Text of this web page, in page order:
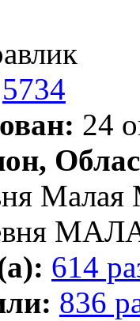
5734
24
Малая
614
836